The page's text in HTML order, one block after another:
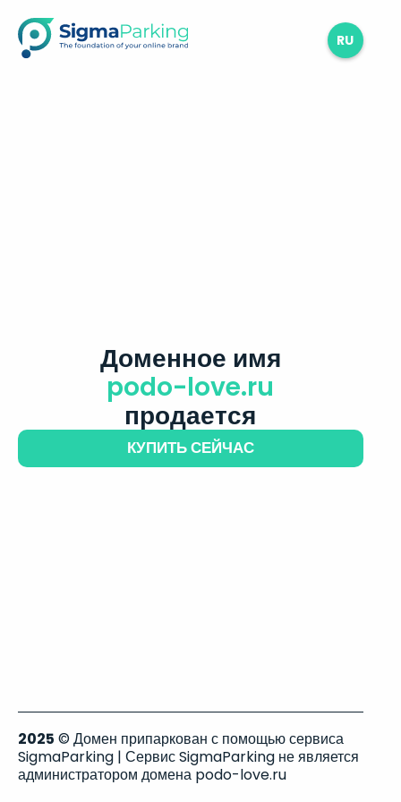
RU
Доменное имя
podo-love.ru
продается
КУПИТЬ СЕЙЧАС
2025 © Домен припаркован с помощью сервиса
SigmaParking | Сервис SigmaParking не является
администратором домена podo-love.ru